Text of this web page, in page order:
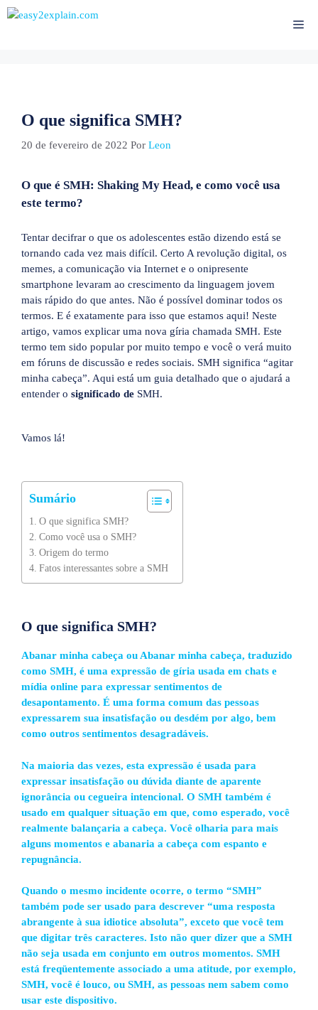
Pular
O que significa SMH?
20 de fevereiro de 2022 Por Leon
O que é SMH: Shaking My Head, e como você usa
este termo?
Tentar decifrar o que os adolescentes estão dizendo está se
tornando cada vez mais difícil. Certo A revolução digital, os
memes, a comunicação via Internet e o onipresente
smartphone levaram ao crescimento da linguagem jovem
mais rápido do que antes. Não é possível dominar todos os
termos. E é exatamente para isso que estamos aqui! Neste
artigo, vamos explicar uma nova gíria chamada SMH. Este
termo tem sido popular por muito tempo e você o verá muito
em fóruns de discussão e redes sociais. SMH significa “agitar
minha cabeça”. Aqui está um guia detalhado que o ajudará a
entender o significado de SMH.
Vamos lá!
Sumário
O que significa SMH?
Como você usa o SMH?
Origem do termo
Fatos interessantes sobre a SMH
O que significa SMH?
Abanar minha cabeça ou Abanar minha cabeça, traduzido
como SMH, é uma expressão de gíria usada em chats e
mídia online para expressar sentimentos de
desapontamento. É uma forma comum das pessoas
expressarem sua insatisfação ou desdém por algo, bem
como outros sentimentos desagradáveis.
Na maioria das vezes, esta expressão é usada para
expressar insatisfação ou dúvida diante de aparente
ignorância ou cegueira intencional. O SMH também é
usado em qualquer situação em que, como esperado, você
realmente balançaria a cabeça. Você olharia para mais
alguns momentos e abanaria a cabeça com espanto e
repugnância.
Quando o mesmo incidente ocorre, o termo “SMH”
também pode ser usado para descrever “uma resposta
abrangente à sua idiotice absoluta”, exceto que você tem
que digitar três caracteres. Isto não quer dizer que a SMH
não seja usada em conjunto em outros momentos. SMH
está freqüentemente associado a uma atitude, por exemplo,
SMH, você é louco, ou SMH, as pessoas nem sabem como
usar este dispositivo.